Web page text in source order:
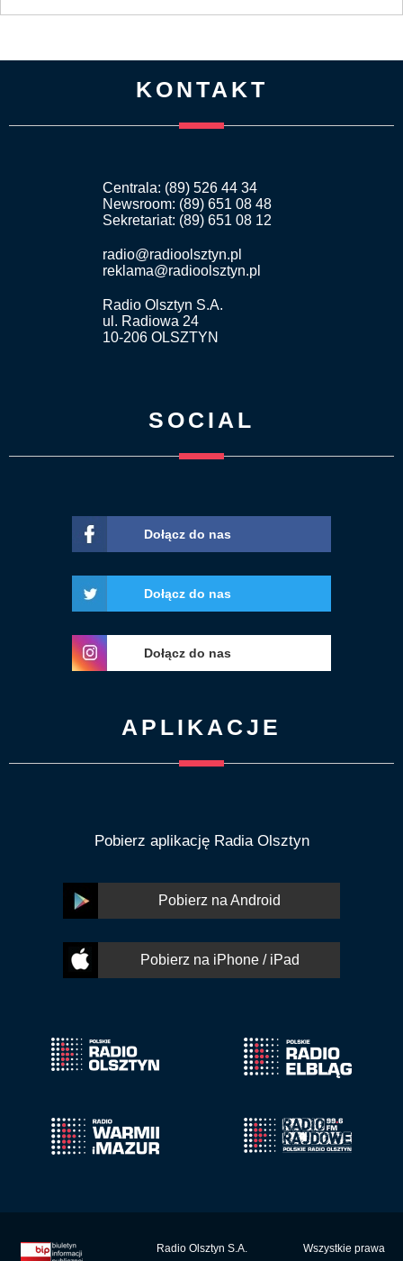
KONTAKT
Centrala: (89) 526 44 34
Newsroom: (89) 651 08 48
Sekretariat: (89) 651 08 12
radio@radioolsztyn.pl
reklama@radioolsztyn.pl
Radio Olsztyn S.A.
ul. Radiowa 24
10-206 OLSZTYN
SOCIAL
Dołącz do nas
Dołącz do nas
Dołącz do nas
APLIKACJE
Pobierz aplikację Radia Olsztyn
Pobierz na Android
Pobierz na iPhone / iPad
Radio Olsztyn S.A.
Wszystkie prawa